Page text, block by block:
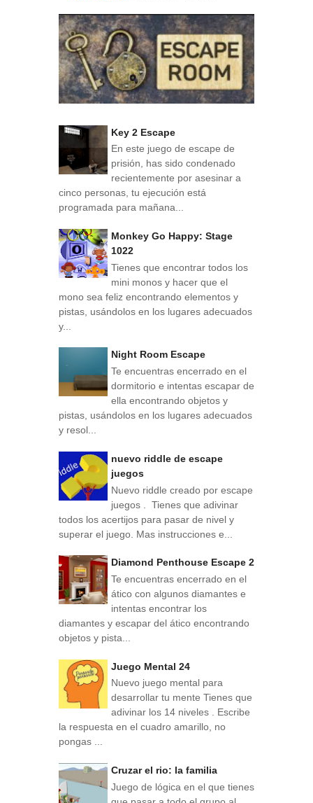
Key 2 Escape
En este juego de escape de
prisión, has sido condenado
recientemente por asesinar a
cinco personas, tu ejecución está
programada para mañana...
Monkey Go Happy: Stage
1022
Tienes que encontrar todos los
mini monos y hacer que el
mono sea feliz encontrando elementos y
pistas, usándolos en los lugares adecuados
y...
Night Room Escape
Te encuentras encerrado en el
dormitorio e intentas escapar de
ella encontrando objetos y
pistas, usándolos en los lugares adecuados
y resol...
nuevo riddle de escape
juegos
Nuevo riddle creado por escape
juegos . Tienes que adivinar
todos los acertijos para pasar de nivel y
superar el juego. Mas instrucciones e...
Diamond Penthouse Escape 2
Te encuentras encerrado en el
ático con algunos diamantes e
intentas encontrar los
diamantes y escapar del ático encontrando
objetos y pista...
Juego Mental 24
Nuevo juego mental para
desarrollar tu mente Tienes que
adivinar los 14 niveles . Escribe
la respuesta en el cuadro amarillo, no
pongas ...
Cruzar el rio: la familia
Juego de lógica en el que tienes